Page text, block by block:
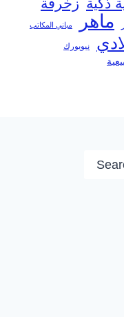
ذكية زخرفة
ماهر مباني المكاتب
نيويورك